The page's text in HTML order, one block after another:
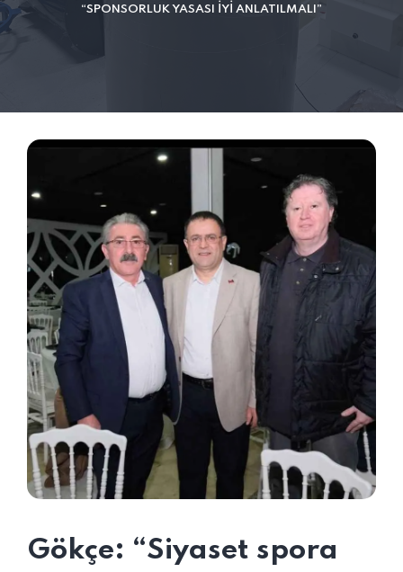
“SPONSORLUK YASASI IYI ANLATILMALI”
Gökçe: “Siyaset spora